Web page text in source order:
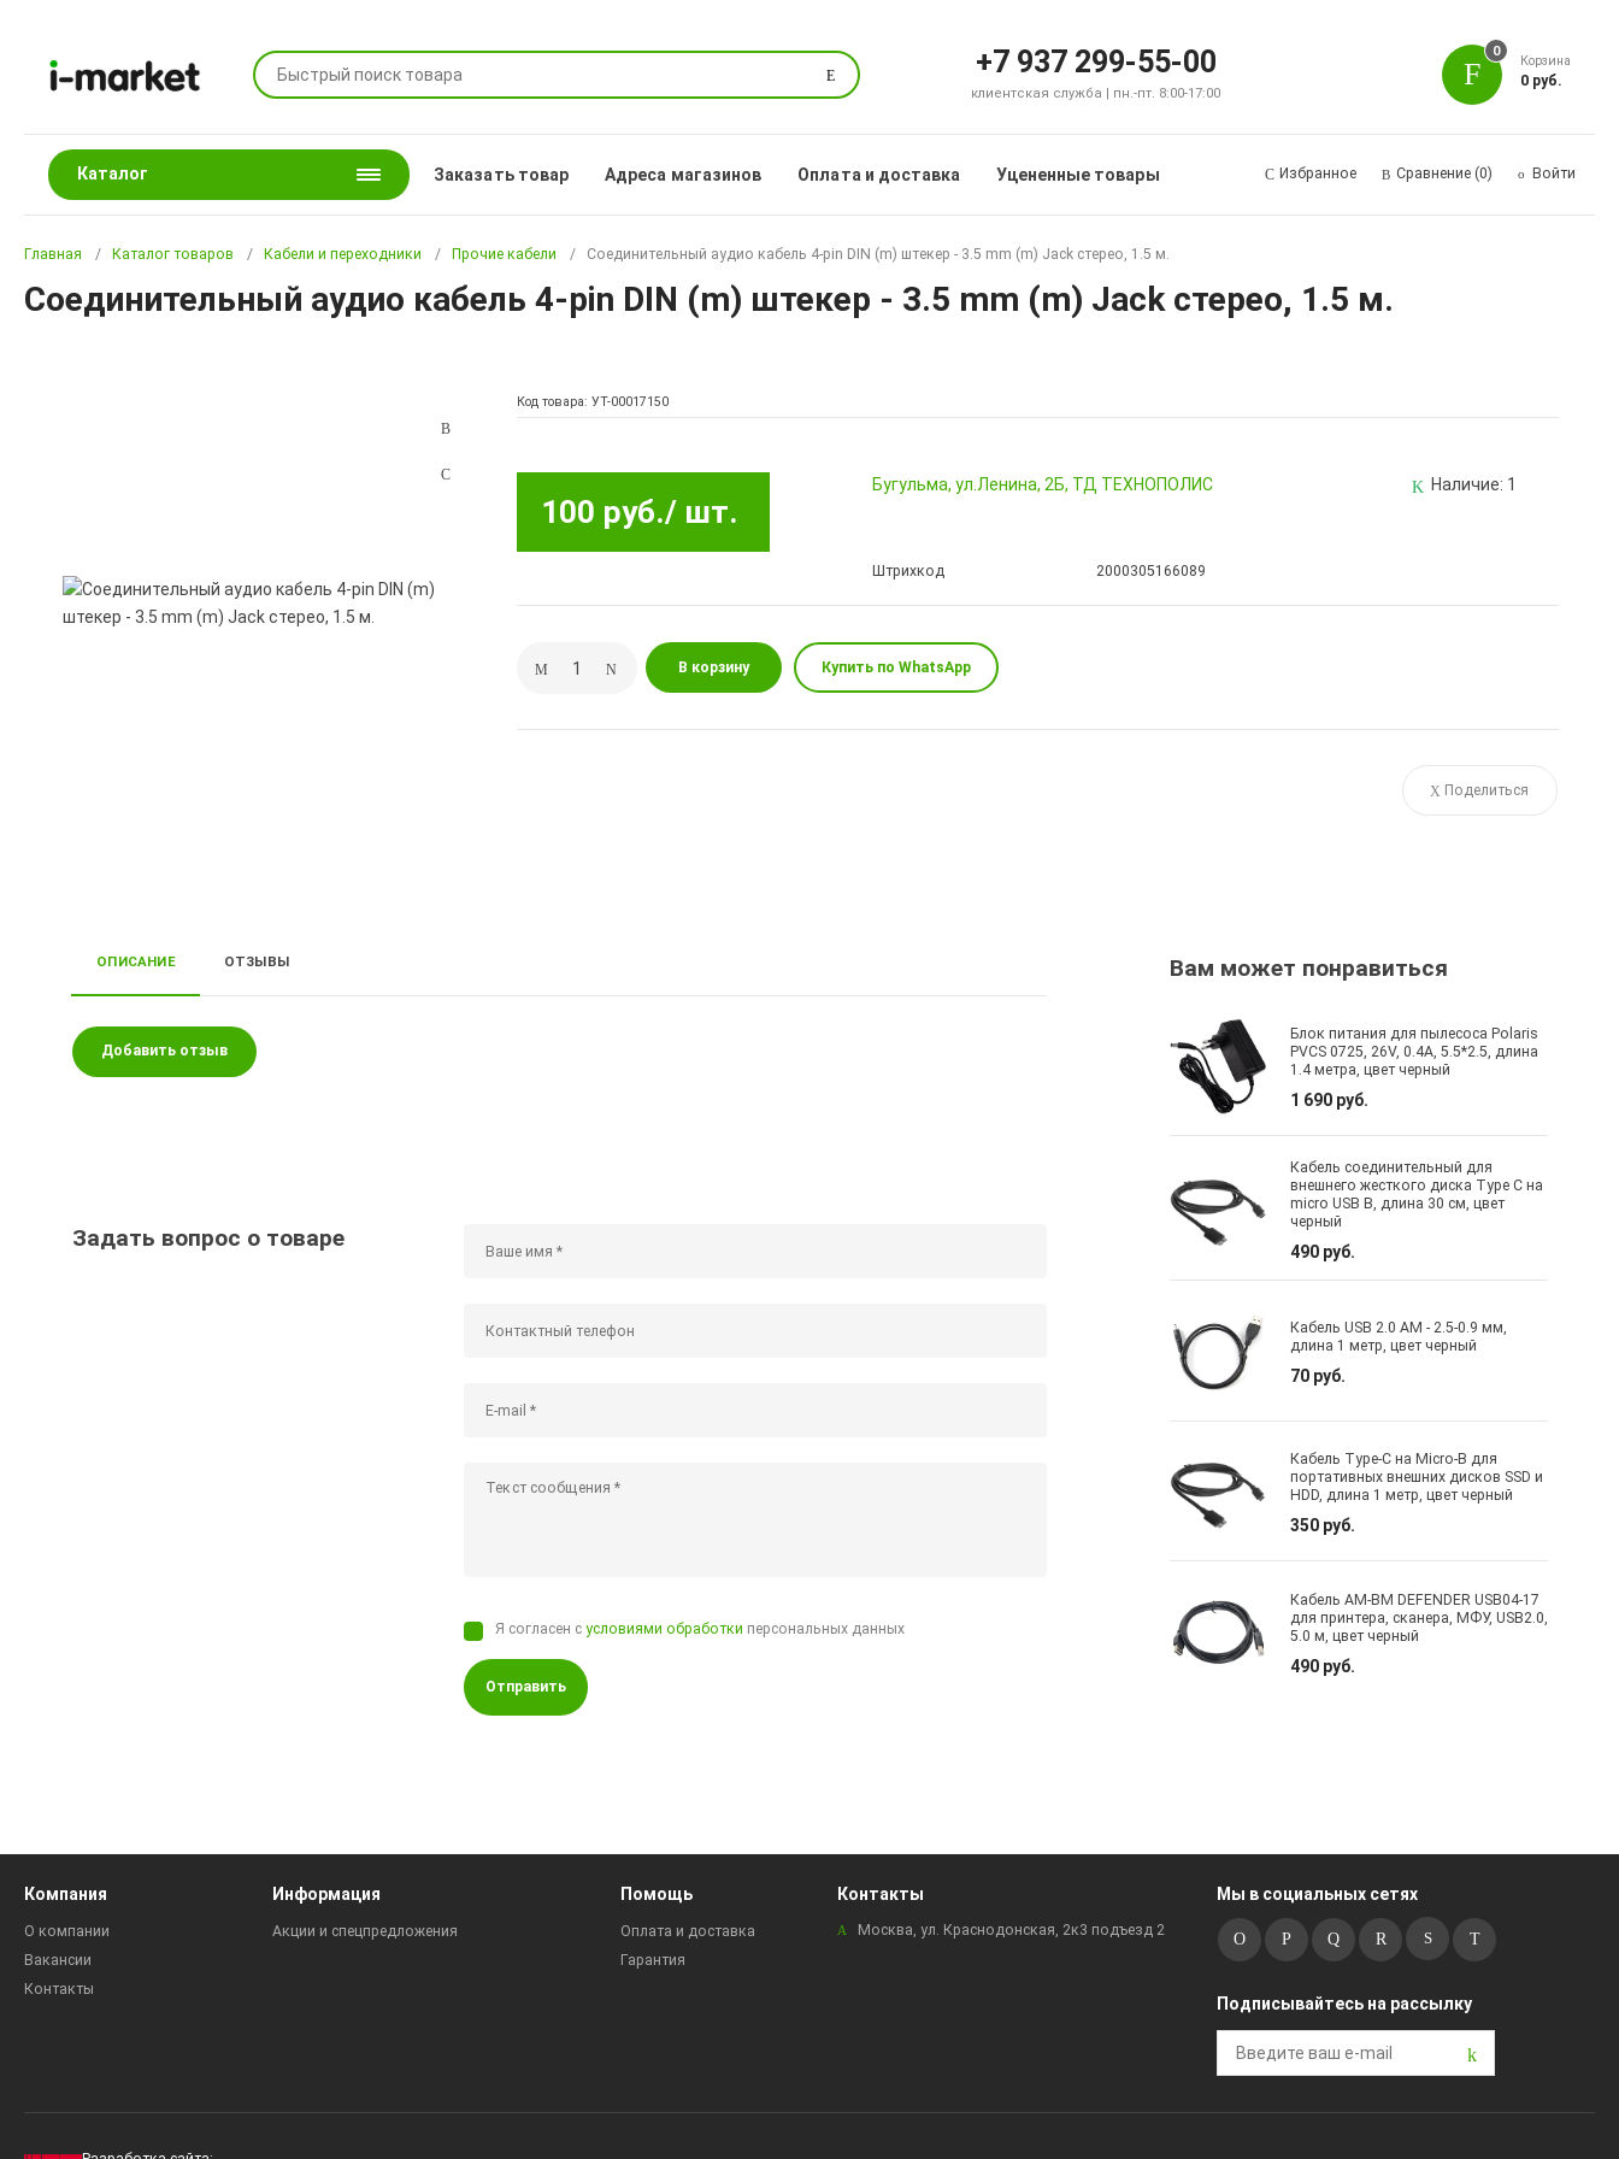
Поиск +7 937 299-55-00
клиентская служба | пн.-пт. 8:00-17:00
0
Корзина
0 руб.
Каталог Заказать товар Адреса магазинов Оплата и доставка Уцененные товары Избранное Сравнение (0) Войти
Главная Каталог товаров Кабели и переходники Прочие кабели Соединительный аудио кабель 4-pin DIN (m) штекер - 3.5 mm (m) Jack стерео, 1.5 м.
Соединительный аудио кабель 4-pin DIN (m) штекер - 3.5 mm (m) Jack стерео, 1.5 м.
Код товара: УТ-00017150
100 руб./ шт.
Бугульма, ул.Ленина, 2Б, ТД ТЕХНОПОЛИС Наличие: 1
Штрихкод 2000305166089
В корзину Купить по WhatsApp
Поделиться
ОПИСАНИЕ ОТЗЫВЫ
Добавить отзыв
Задать вопрос о товаре
Я согласен сусловиями обработки персональных данных
Отправить
Вам может понравиться
Блок питания для пылесоса Polaris
PVCS 0725, 26V, 0.4A, 5.5*2.5, длина
1.4 метра, цвет черный
1 690 руб.
Кабель соединительный для
внешнего жесткого диска Type C на
micro USB B, длина 30 см, цвет
черный
490 руб.
Кабель USB 2.0 AM - 2.5-0.9 мм,
длина 1 метр, цвет черный
70 руб.
Кабель Type-C на Micro-B для
портативных внешних дисков SSD и
HDD, длина 1 метр, цвет черный
350 руб.
Кабель AM-BM DEFENDER USB04-17
для принтера, сканера, МФУ, USB2.0,
5.0 м, цвет черный
490 руб.
Компания
О компании
Вакансии
Контакты
Информация
Акции и спецпредложения
Помощь
Оплата и доставка
Гарантия
Контакты
Москва, ул. Краснодонская, 2к3 подъезд 2
Мы в социальных сетях
Подписывайтесь на рассылку